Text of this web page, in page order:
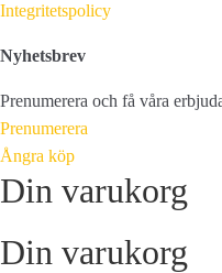
Integritetspolicy
Nyhetsbrev
Prenumerera och få våra
Prenumerera
Ångra köp
Din varukorg
Din varukorg